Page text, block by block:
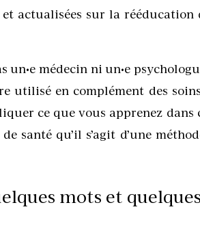
actualisées sur la rééducation
un•e médecin ni un•e
utilisé en complément des
ce que vous apprenez
santé qu’il s’agit d’une
mots et